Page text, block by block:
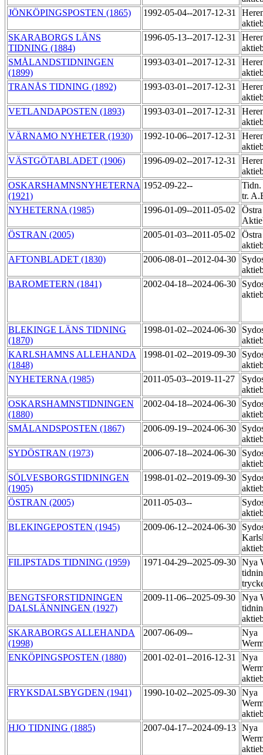
JÖNKÖPINGSPOSTEN (1865)
1992-05-04--2017-12-31
SKARABORGS LÄNS
TIDNING (1884)
1996-05-13--2017-12-31
SMÅLANDSTIDNINGEN
(1899)
1993-03-01--2017-12-31
TRANÅS TIDNING (1892)
1993-03-01--2017-12-31
VETLANDAPOSTEN (1893)
1993-03-01--2017-12-31
VÄRNAMO NYHETER (1930)
1992-10-06--2017-12-31
VÄSTGÖTABLADET (1906)
1996-09-02--2017-12-31
OSKARSHAMNSNYHETERNA
(1921)
1952-09-22--
Tidn.
tr.
NYHETERNA (1985)
1996-01-09--2011-05-02
ÖSTRAN (2005)
2005-01-03--2011-05-02
AFTONBLADET (1830)
2006-08-01--2012-04-30
BAROMETERN (1841)
2002-04-18--2024-06-30
BLEKINGE LÄNS TIDNING
(1870)
1998-01-02--2024-06-30
KARLSHAMNS ALLEHANDA
(1848)
1998-01-02--2019-09-30
NYHETERNA (1985)
2011-05-03--2019-11-27
OSKARSHAMNSTIDNINGEN
(1880)
2002-04-18--2024-06-30
SMÅLANDSPOSTEN (1867)
2006-09-19--2024-06-30
SYDÖSTRAN (1973)
2006-07-18--2024-06-30
SÖLVESBORGSTIDNINGEN
(1905)
1998-01-02--2019-09-30
ÖSTRAN (2005)
2011-05-03--
BLEKINGEPOSTEN (1945)
2009-06-12--2024-06-30
FILIPSTADS TIDNING (1959)
1971-04-29--2025-09-30 Nya
BENGTSFORSTIDNINGEN
DALSLÄNNINGEN (1927)
2009-11-06--2025-09-30
Nya
SKARABORGS ALLEHANDA
(1998)
2007-06-09--
Nya
ENKÖPINGSPOSTEN (1880)
2001-02-01--2016-12-31
Nya
FRYKSDALSBYGDEN (1941)
1990-10-02--2025-09-30 Nya
HJO TIDNING (1885)
2007-04-17--2024-09-13 Nya